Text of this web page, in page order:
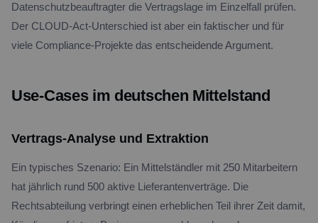
Datenschutzbeauftragter die Vertragslage im Einzelfall prüfen.
Der CLOUD-Act-Unterschied ist aber ein faktischer und für
viele Compliance-Projekte das entscheidende Argument.
Use-Cases im deutschen Mittelstand
Vertrags-Analyse und Extraktion
Ein typisches Szenario: Ein Mittelständler mit 250 Mitarbeitern
hat jährlich rund 500 aktive Lieferantenverträge. Die
Rechtsabteilung verbringt einen erheblichen Teil ihrer Zeit damit,